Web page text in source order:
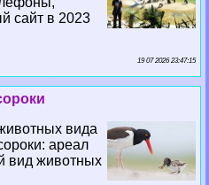
сайт в 2023
19 07 2026 23:47:15
вида
ареал
вид животных